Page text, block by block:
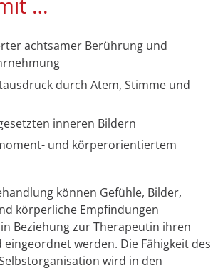
achtsamer Berührung und
durch Atem, Stimme und
inneren Bildern
und körperorientiertem
können Gefühle, Bilder,
körperliche Empfindungen
Beziehung zur Therapeutin ihren
werden. Die Fähigkeit des
wird in den